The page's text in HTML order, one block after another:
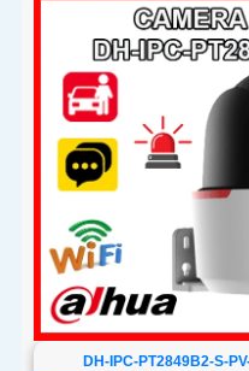
bằng đèn nháy và còi hú
DH-IPC-PT2849B2-S-